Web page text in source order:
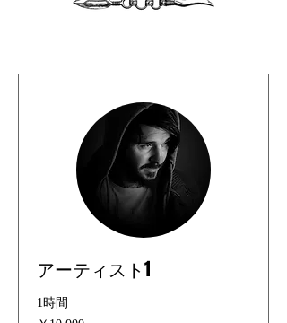
アーティスト1
1時間
10,000